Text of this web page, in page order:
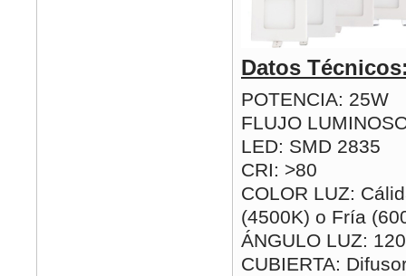
Datos
POTENCIA: 25W
FLUJO
LED: SMD 2835
CRI: >80
COLOR LUZ:
(4500K) o Fría
ÁNGULO LUZ:
CUBIERTA: